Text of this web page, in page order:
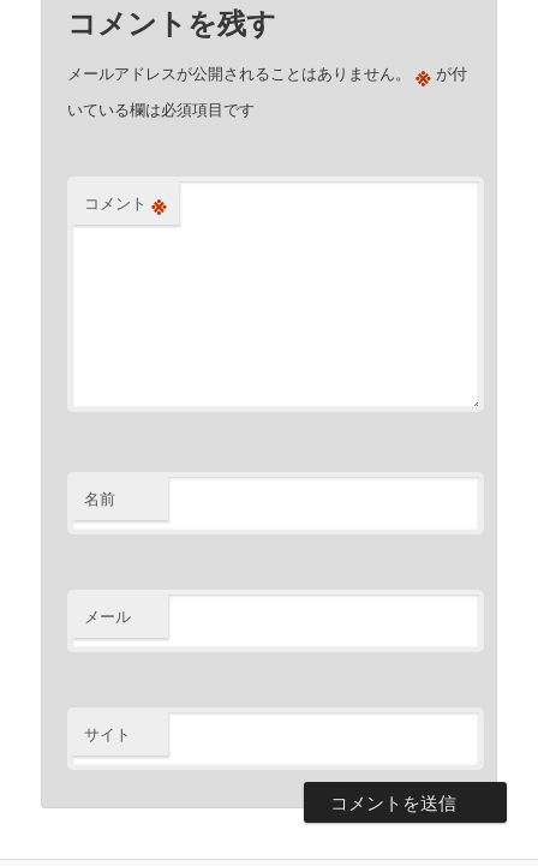
コメントを残す
メールアドレスが公開されることはありません。 ※ が付
いている欄は必須項目です
コメント ※
名前
メール
サイト